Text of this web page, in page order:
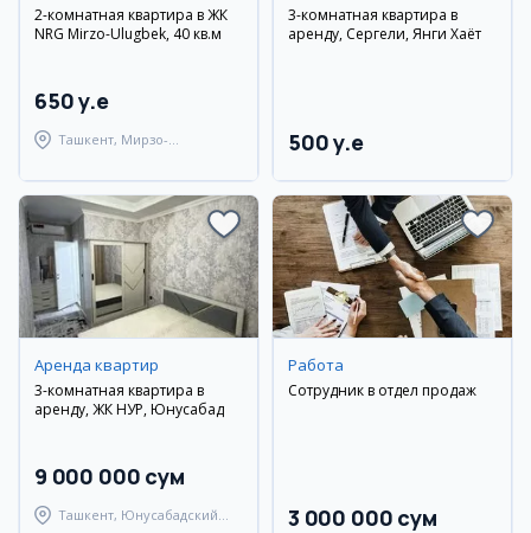
2-комнатная квартира в ЖК
NRG Mirzo-Ulugbek, 40 кв.м
650 y.e
Ташкент, Мирзо-
3-комнатная квартира в
аренду, Сергели, Янги Хаёт
500 y.e
Аренда квартир
3-комнатная квартира в
аренду, ЖК НУР, Юнусабад
9 000 000 сум
Ташкент, Юнусабадский
Работа
Сотрудник в отдел продаж
3 000 000 сум